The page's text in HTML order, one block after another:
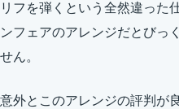
リフを弾くという全然違った
ンフェアのアレンジだとびっ
せん。
意外とこのアレンジの評判が